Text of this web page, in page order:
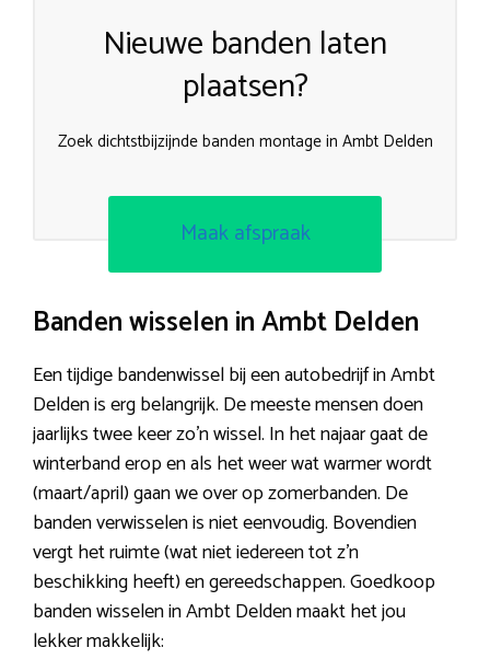
Nieuwe banden laten
plaatsen?
Zoek dichtstbijzijnde banden montage in Ambt Delden
Maak afspraak
Banden wisselen in Ambt Delden
Een tijdige bandenwissel bij een autobedrijf in Ambt
Delden is erg belangrijk. De meeste mensen doen
jaarlijks twee keer zo’n wissel. In het najaar gaat de
winterband erop en als het weer wat warmer wordt
(maart/april) gaan we over op zomerbanden. De
banden verwisselen is niet eenvoudig. Bovendien
vergt het ruimte (wat niet iedereen tot z’n
beschikking heeft) en gereedschappen. Goedkoop
banden wisselen in Ambt Delden maakt het jou
lekker makkelijk: